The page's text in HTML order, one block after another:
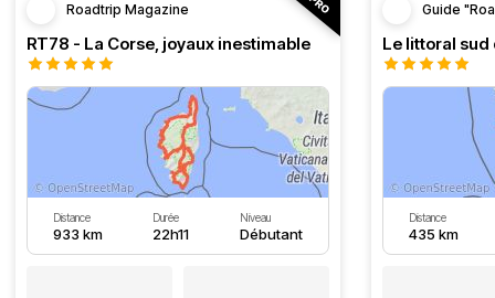
Roadtrip Magazine
RT78 - La Corse, joyaux inestimable
Distance
933 km
Durée
22h11
Niveau
Débutant
Guide
Le littoral sud
Distance
435 km